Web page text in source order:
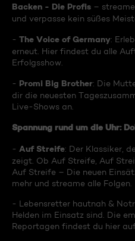
Backen - Die Profis –
und verpasse kein süßes
- The Voice of Germany:
erneut. Hier findest du alle
Erfolgsshow.
- Promi Big Brother: Die
dir die neuesten
Live-Shows an.
Spannung rund um die Uhr:
- Auf Streife: Der Klassiker,
zeigt. Ob Auf Streife, Auf
Auf Streife – Die neuen
mehr und streame alle Folgen.
- Lebensretter hautnah &
Helden im Einsatz sind. Die
Reportagen findest du hier